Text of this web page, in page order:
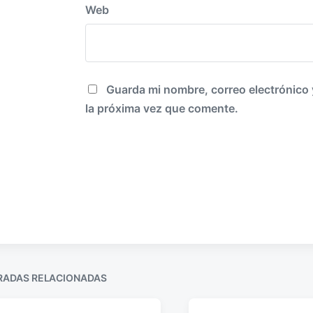
Web
Guarda mi nombre, correo
la próxima vez que comente.
RELACIONADAS